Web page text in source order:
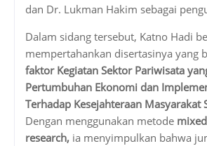
dan Dr. Lukman Hakim sebagai
Dalam sidang tersebut, Katno Hadi
mempertahankan disertasinya yang
faktor Kegiatan Sektor Pariwisata
Pertumbuhan Ekonomi dan
Terhadap Kesejahteraan Masyarakat
Dengan menggunakan metode
research, ia menyimpulkan bahwa